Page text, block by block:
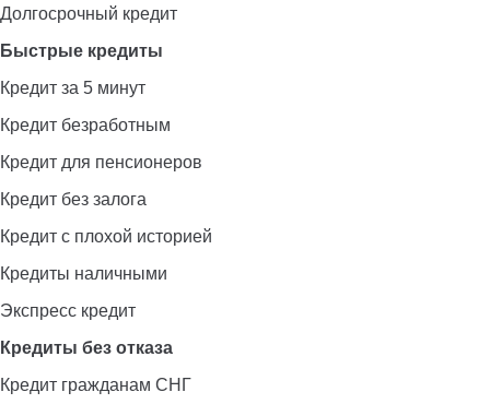
Долгосрочный кредит
Быстрые кредиты
Кредит за 5 минут
Кредит безработным
Кредит для пенсионеров
Кредит без залога
Кредит с плохой историей
Кредиты наличными
Экспресс кредит
Кредиты без отказа
Кредит гражданам СНГ